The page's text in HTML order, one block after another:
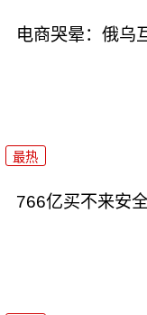
电商哭晕：俄乌
最热
766亿买不来安